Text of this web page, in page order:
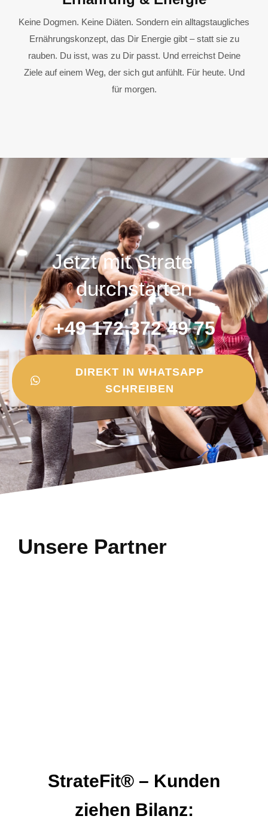
Keine Dogmen. Keine Diäten. Sondern ein alltagstaugliches
Ernährungskonzept, das Dir Energie gibt – statt sie zu
rauben. Du isst, was zu Dir passt. Und erreichst Deine
Ziele auf einem Weg, der sich gut anfühlt. Für heute. Und
für morgen.
Jetzt mit StrateFit
durchstarten
+49 172 372 49 75
DIREKT IN WHATSAPP
SCHREIBEN
Unsere Partner
StrateFit® – Kunden
ziehen Bilanz: